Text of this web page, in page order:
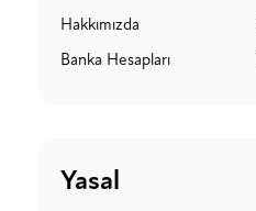
Hakkımızda
Banka Hesapları
Yasal